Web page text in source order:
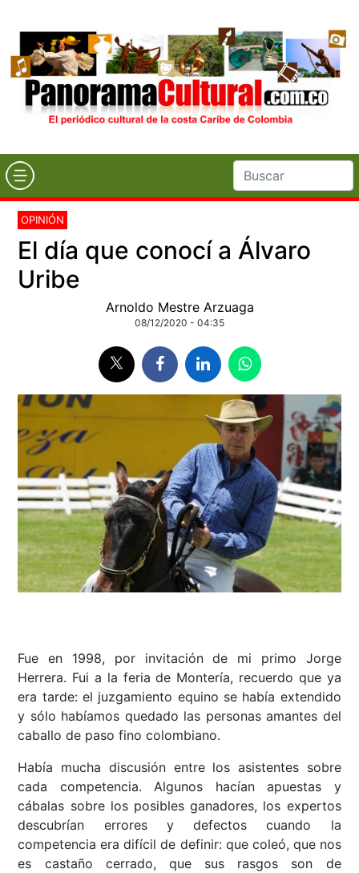
OPINIÓN
El día que conocí a Álvaro
Uribe
Arnoldo Mestre Arzuaga
08/12/2020 - 04:35
Fue en 1998, por invitación de mi primo Jorge
Herrera. Fui a la feria de Montería, recuerdo que ya
era tarde: el juzgamiento equino se había extendido
y sólo habíamos quedado las personas amantes del
caballo de paso fino colombiano.
Había mucha discusión entre los asistentes sobre
cada competencia. Algunos hacían apuestas y
cábalas sobre los posibles ganadores, los expertos
descubrían errores y defectos cuando la
competencia era difícil de definir: que coleó, que nos
es castaño cerrado, que sus rasgos son de